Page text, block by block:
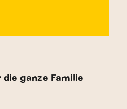
ganze Familie